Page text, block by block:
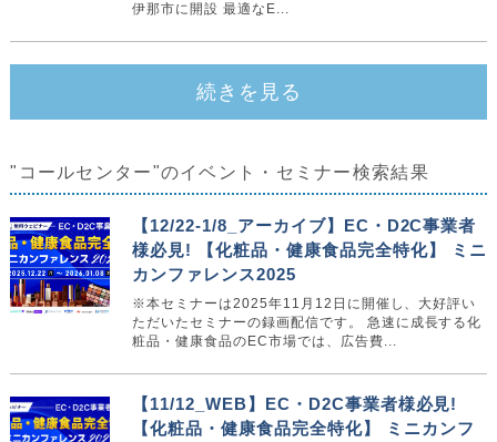
伊那市に開設 最適なE...
続きを見る
"コールセンター"のイベント・セミナー検索結果
【12/22-1/8_アーカイブ】EC・D2C事業者
様必見! 【化粧品・健康食品完全特化】 ミニ
カンファレンス2025
※本セミナーは2025年11月12日に開催し、大好評い
ただいたセミナーの録画配信です。 ‍急速に成長する化
粧品・健康食品のEC市場では、広告費...
【11/12_WEB】EC・D2C事業者様必見!
【化粧品・健康食品完全特化】 ミニカンフ